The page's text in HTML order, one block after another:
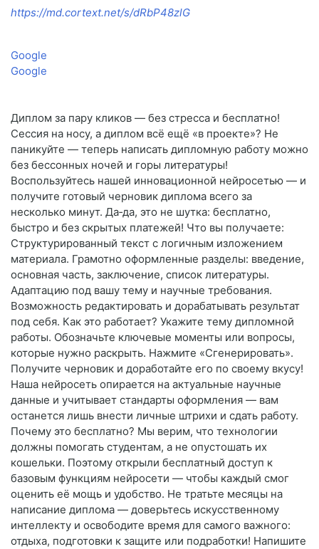
https://md.cortext.net/s/dRbP48zlG
Google
Google
Диплом за пару кликов — без стресса и бесплатно!
Сессия на носу, а диплом всё ещё «в проекте»? Не
паникуйте — теперь написать дипломную работу можно
без бессонных ночей и горы литературы!
Воспользуйтесь нашей инновационной нейросетью — и
получите готовый черновик диплома всего за
несколько минут. Да‑да, это не шутка: бесплатно,
быстро и без скрытых платежей! Что вы получаете:
Структурированный текст с логичным изложением
материала. Грамотно оформленные разделы: введение,
основная часть, заключение, список литературы.
Адаптацию под вашу тему и научные требования.
Возможность редактировать и дорабатывать результат
под себя. Как это работает? Укажите тему дипломной
работы. Обозначьте ключевые моменты или вопросы,
которые нужно раскрыть. Нажмите «Сгенерировать».
Получите черновик и доработайте его по своему вкусу!
Наша нейросеть опирается на актуальные научные
данные и учитывает стандарты оформления — вам
останется лишь внести личные штрихи и сдать работу.
Почему это бесплатно? Мы верим, что технологии
должны помогать студентам, а не опустошать их
кошельки. Поэтому открыли бесплатный доступ к
базовым функциям нейросети — чтобы каждый смог
оценить её мощь и удобство. Не тратьте месяцы на
написание диплома — доверьтесь искусственному
интеллекту и освободите время для самого важного:
отдыха, подготовки к защите или подработки! Напишите